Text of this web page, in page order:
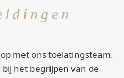
met ons toelatingsteam.
het begrijpen van de